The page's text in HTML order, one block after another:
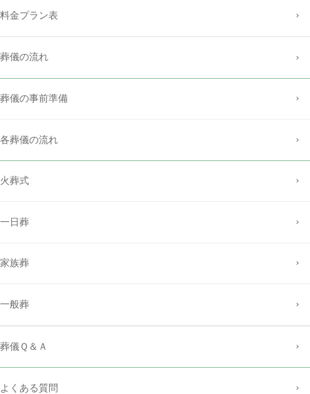
料金プラン表
葬儀の流れ
葬儀の事前準備
各葬儀の流れ
火葬式
一日葬
家族葬
一般葬
葬儀Ｑ＆Ａ
よくある質問